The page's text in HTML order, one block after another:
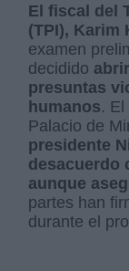
El fiscal del
(TPI), Karim
examen
decidido
presuntas
humanos.
Palacio de
presidente
desacuerdo
aunque
partes han
durante el